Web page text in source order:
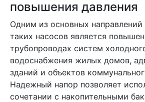
повышения давления
Одним из основных направлений
таких насосов является
трубопроводах систем
водоснабжения жилых домов,
зданий и объектов
Надежный напор позволяет
сочетании с накопительными